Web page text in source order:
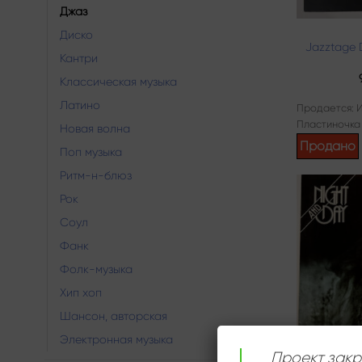
Джаз
Диско
Кантри
Классическая музыка
Латино
Новая волна
Поп музыка
Ритм-н-блюз
Рок
Соул
Фанк
Фолк-музыка
Хип хоп
Шансон, авторская
Электронная музыка
Jazztage
Продается:
Пластиночка
Продано
Проект